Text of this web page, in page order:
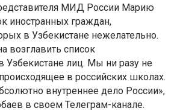
МИД России Марию
иностранных граждан,
в Узбекистане нежелательно.
возглавить список
Узбекистане лиц. Мы ни разу не
в российских школах.
внутреннее дело России»,
в своем Телеграм-канале.